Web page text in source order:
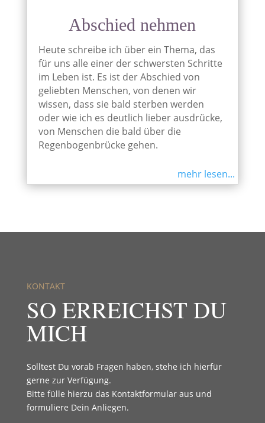
Abschied nehmen
Heute schreibe ich über ein Thema, das
für uns alle einer der schwersten Schritte
im Leben ist. Es ist der Abschied von
geliebten Menschen, von denen wir
wissen, dass sie bald sterben werden
oder wie ich es deutlich lieber ausdrücke,
von Menschen die bald über die
Regenbogenbrücke gehen.
mehr lesen...
KONTAKT
SO ERREICHST DU
MICH
Solltest Du vorab Fragen haben, stehe ich hierfür
gerne zur Verfügung.
Bitte fülle hierzu das Kontaktformular aus und
formuliere Dein Anliegen.